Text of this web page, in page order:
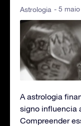
Astrologia - 5
A astrologia
signo influencia
Compreender